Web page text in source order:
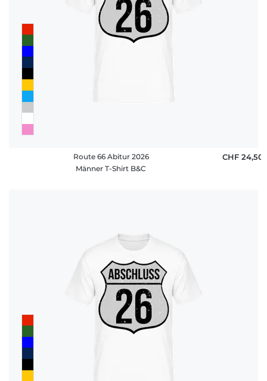
Route 66 Abitur 2026
Männer T-Shirt B&C
CHF 24,50